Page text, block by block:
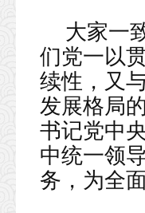
大家一
们党一以
续性，又
发展格局
书记党中
中统一领
务，为全